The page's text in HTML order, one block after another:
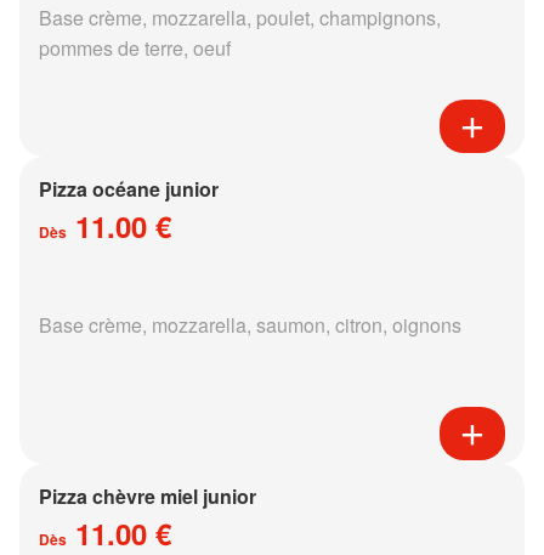
Base crème, mozzarella, poulet, champignons,
pommes de terre, oeuf
Pizza océane junior
Dès 11.00 €
Base crème, mozzarella, saumon, citron, oignons
Pizza chèvre miel junior
Dès 11.00 €